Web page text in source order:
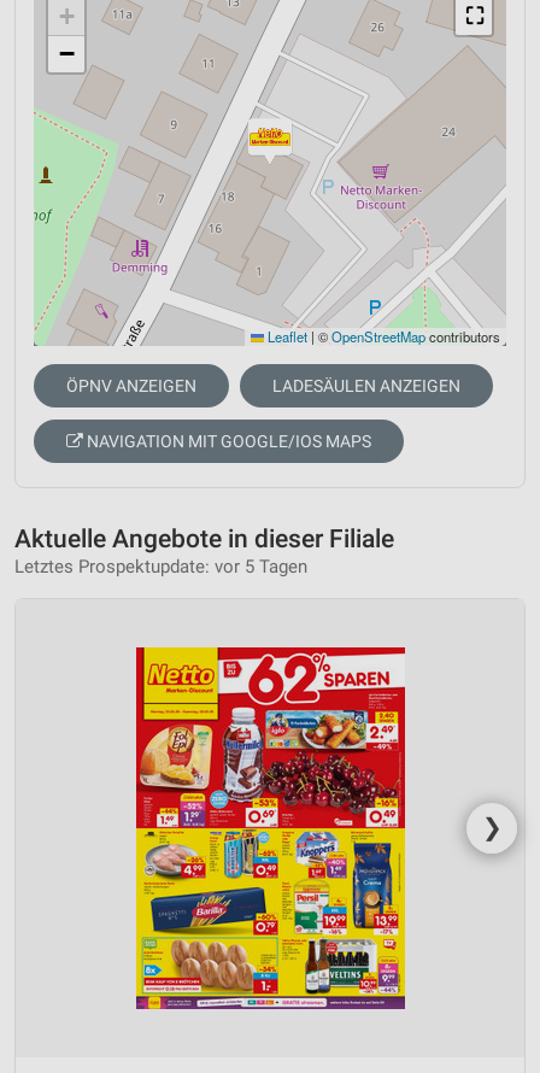
⛶
+
−
Leaflet | ©OpenStreetMapcontributors
ÖPNV ANZEIGEN LADESÄULEN ANZEIGEN
NAVIGATION MIT GOOGLE/IOS MAPS
Aktuelle Angebote in dieser Filiale
Letztes Prospektupdate: vor 5 Tagen
❯